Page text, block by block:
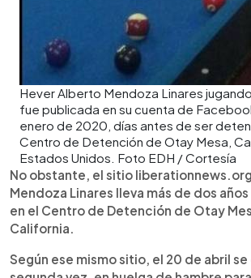
Hever Alberto Mendoza Linares
fue publicada en su cuenta de
enero de 2020, días antes de ser
Centro de Detención de Otay Mesa,
Estados Unidos. Foto EDH / Cortesía
No obstante, el sitio
Mendoza Linares lleva más de dos
en el Centro de Detención de Otay
California.
Según ese mismo sitio, el 20 de abril